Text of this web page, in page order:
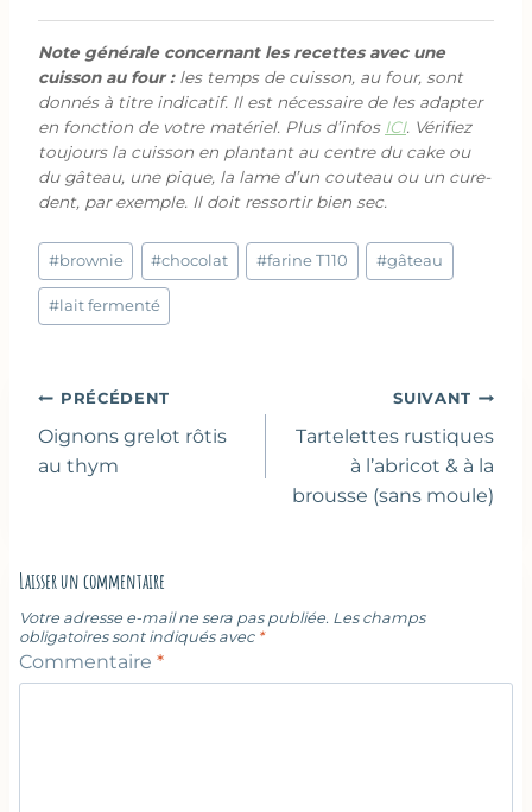
Note générale concernant les recettes avec une
cuisson au four :les temps de cuisson, au four, sont
donnés à titre indicatif. Il est nécessaire de les adapter
en fonction de votre matériel. Plus d’infos ICI. Vérifiez
toujours la cuisson en plantant au centre du cake ou
du gâteau, une pique, la lame d’un couteau ou un cure-
dent, par exemple. Il doit ressortir bien sec.
Étiquettes
de
la
#brownie #chocolat #farine T110 #gâteau
#lait fermenté
Navigation
de
l’article
PRÉCÉDENT
Oignons grelot rôtis
au thym
SUIVANT
Tartelettes rustiques
à l’abricot & à la
brousse (sans moule)
Laisser un commentaire
Votre adresse e-mail ne sera pas publiée. Les champs
obligatoires sont indiqués avec *
Commentaire *